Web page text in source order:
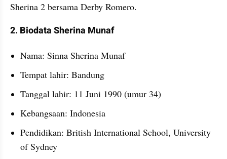
Sherina 2 bersama Derby Romero.
2. Biodata Sherina Munaf
Nama: Sinna Sherina Munaf
Tempat lahir: Bandung
Tanggal lahir: 11 Juni 1990 (umur 34)
Kebangsaan: Indonesia
Pendidikan: British International School, University
of Sydney